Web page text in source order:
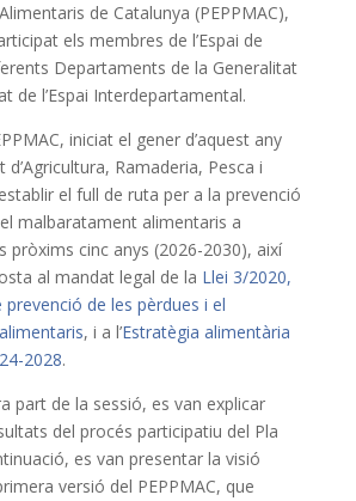
de Catalunya (PEPPMAC),
els membres de l’Espai de
Departaments de la Generalitat
de l’Espai Interdepartamental.
iniciat el gener d’aquest any
Ramaderia, Pesca i
el full de ruta per a la prevenció
malbaratament alimentaris a
pròxims cinc anys (2026-2030), així
al mandat legal de la Llei 3/2020,
prevenció de les pèrdues i el
, i a l’Estratègia alimentària
2028.
part de la sessió, es van explicar
del procés participatiu del Pla
es van presentar la visió
versió del PEPPMAC, que